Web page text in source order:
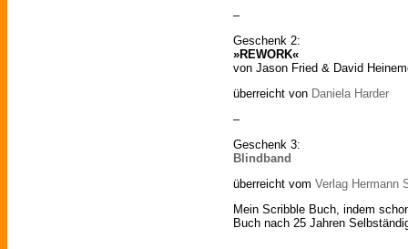
–
Geschenk 2:
»REWORK«
von Jason Fried & David
überreicht von Daniela Harder
–
Geschenk 3:
Blindband
überreicht vom Verlag Hermann
Mein Scribble Buch, indem
Buch nach 25 Jahren